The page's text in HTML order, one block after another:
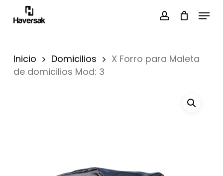
main account
Menu
Inicio Domicilios
X Forro para Maleta
de domicilios Mod: 3